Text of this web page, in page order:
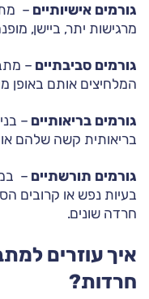
גורמים אישיותיים –
מרגישות יתר, ביישן,
גורמים סביבתיים –
המלחיצים אותם באופן
גורמים בריאותיים –
בריאותית קשה שלהם
גורמים תורשתיים –
בעיות נפש או קרובים
חרדה שונים.
איך עוזרים
חרדות?